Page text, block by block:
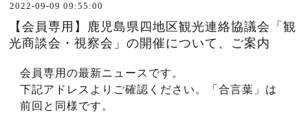
2022-09-09 09:55:00
【会員専用】鹿児島県四地区観光連絡協議会「観
光商談会・視察会」の開催について、ご案内
会員専用の最新ニュースです。
下記アドレスよりご確認ください。「合言葉」は
前回と同様です。